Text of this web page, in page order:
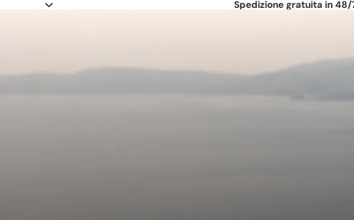
Spedizione gratuita in 48/